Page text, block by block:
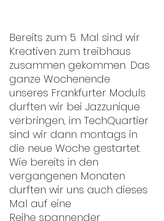
Bereits zum 5. Mal sind wir
Kreativen zum treibhaus
zusammen gekommen. Das
ganze Wochenende
unseres Frankfurter Moduls
durften wir bei Jazzunique
verbringen, im TechQuartier
sind wir dann montags in
die neue Woche gestartet.
Wie bereits in den
vergangenen Monaten
durften wir uns auch dieses
Mal auf eine
Reihe spannender